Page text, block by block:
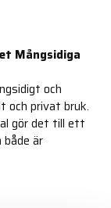
Mångsidiga
och
och privat bruk.
gör det till ett
är